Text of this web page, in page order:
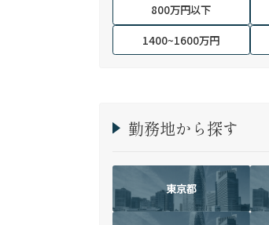
800万円以下
1400~1600万円
勤務地から探す
東京都